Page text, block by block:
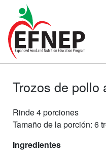
Main Navigation
Trozos de pollo
Rinde 4 porciones
Tamaño de la porción: 6
Ingredientes